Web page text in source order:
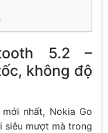
5.2 –
không độ
nhất, Nokia Go
siêu mượt mà trong